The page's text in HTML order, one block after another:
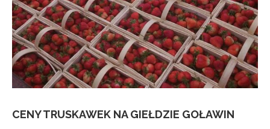
CENY TRUSKAWEK NA GIEŁDZIE GOŁAWIN